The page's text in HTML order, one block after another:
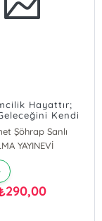
Hayattır;
Kendi
Çabalarıyla
için
Şöhrap Sanlı
YAYINEVİ
290,00